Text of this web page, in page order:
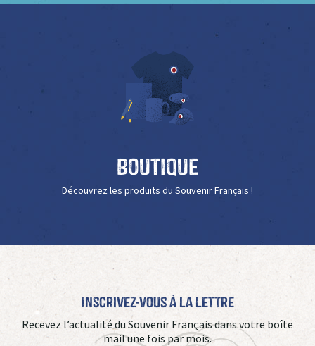
Boutique
Découvrez les produits du Souvenir Français !
Inscrivez-vous à La Lettre
Recevez l’actualité du Souvenir Français dans votre boîte
mail une fois par mois.